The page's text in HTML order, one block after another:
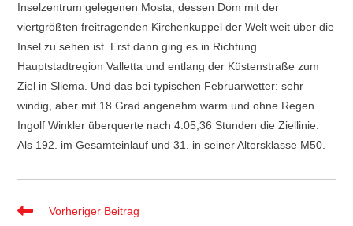
Inselzentrum gelegenen Mosta, dessen Dom mit der
viertgrößten freitragenden Kirchenkuppel der Welt weit über die
Insel zu sehen ist. Erst dann ging es in Richtung
Hauptstadtregion Valletta und entlang der Küstenstraße zum
Ziel in Sliema. Und das bei typischen Februarwetter: sehr
windig, aber mit 18 Grad angenehm warm und ohne Regen.
Ingolf Winkler überquerte nach 4:05,36 Stunden die Ziellinie.
Als 192. im Gesamteinlauf und 31. in seiner Altersklasse M50.
WeitereVorheriger Beitrag